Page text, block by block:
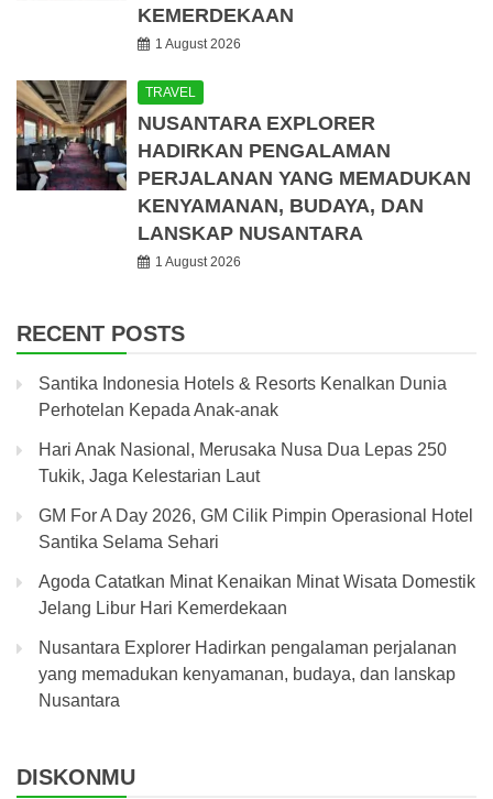
KEMERDEKAAN
1 August 2026
TRAVEL
NUSANTARA EXPLORER
HADIRKAN PENGALAMAN
PERJALANAN YANG MEMADUKAN
KENYAMANAN, BUDAYA, DAN
LANSKAP NUSANTARA
1 August 2026
RECENT POSTS
Santika Indonesia Hotels & Resorts Kenalkan Dunia
Perhotelan Kepada Anak-anak
Hari Anak Nasional, Merusaka Nusa Dua Lepas 250
Tukik, Jaga Kelestarian Laut
GM For A Day 2026, GM Cilik Pimpin Operasional Hotel
Santika Selama Sehari
Agoda Catatkan Minat Kenaikan Minat Wisata Domestik
Jelang Libur Hari Kemerdekaan
Nusantara Explorer Hadirkan pengalaman perjalanan
yang memadukan kenyamanan, budaya, dan lanskap
Nusantara
DISKONMU